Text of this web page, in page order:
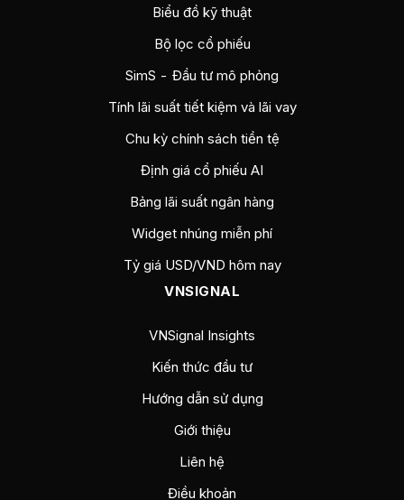
Biểu đồ kỹ thuật
Bộ lọc cổ phiếu
SimS - Đầu tư mô phỏng
Tính lãi suất tiết kiệm và lãi vay
Chu kỳ chính sách tiền tệ
Định giá cổ phiếu AI
Bảng lãi suất ngân hàng
Widget nhúng miễn phí
Tỷ giá USD/VND hôm nay
VNSIGNAL
VNSignal Insights
Kiến thức đầu tư
Hướng dẫn sử dụng
Giới thiệu
Liên hệ
Điều khoản